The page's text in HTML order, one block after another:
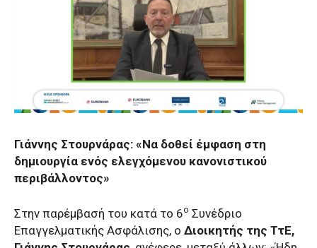
Γιάννης Στουρνάρας: «Να δοθεί έμφαση στη
δημιουργία ενός ελεγχόμενου κανονιστικού
περιβάλλοντος»
Στην παρέμβασή του κατά το 6ο Συνέδριο
Επαγγελματικής Ασφάλισης, ο Διοικητής της ΤτΕ,